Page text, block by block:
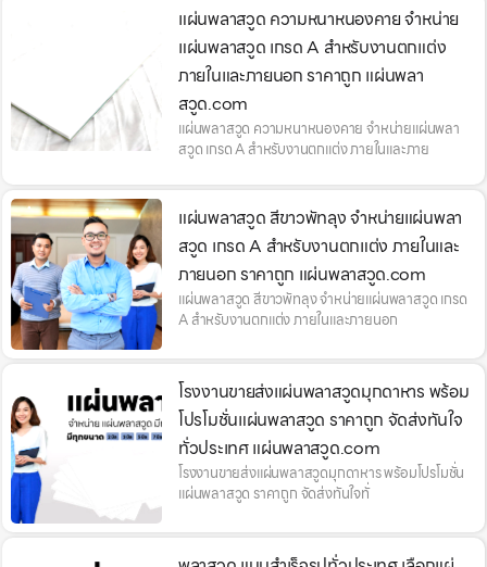
แผ่นพลาสวูด ความหนาหนองคาย จำหน่าย
แผ่นพลาสวูด เกรด A สำหรับงานตกแต่ง
ภายในและภายนอก ราคาถูก แผ่นพลา
สวูด.com
แผ่นพลาสวูด ความหนาหนองคาย จำหน่ายแผ่นพลา
สวูด เกรด A สำหรับงานตกแต่ง ภายในและภาย
แผ่นพลาสวูด สีขาวพัทลุง จำหน่ายแผ่นพลา
สวูด เกรด A สำหรับงานตกแต่ง ภายในและ
ภายนอก ราคาถูก แผ่นพลาสวูด.com
แผ่นพลาสวูด สีขาวพัทลุง จำหน่ายแผ่นพลาสวูด เกรด
A สำหรับงานตกแต่ง ภายในและภายนอก
โรงงานขายส่งแผ่นพลาสวูดมุกดาหาร พร้อม
โปรโมชั่นแผ่นพลาสวูด ราคาถูก จัดส่งทันใจ
ทั่วประเทศ แผ่นพลาสวูด.com
โรงงานขายส่งแผ่นพลาสวูดมุกดาหาร พร้อมโปรโมชั่น
แผ่นพลาสวูด ราคาถูก จัดส่งทันใจทั่